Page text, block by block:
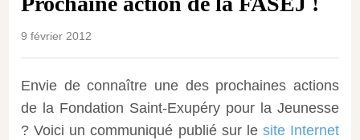
9 février 2012
Envie de connaître une des prochaines actions
de la Fondation Saint-Exupéry pour la Jeunesse
? Voici un communiqué publié sur le site Internet